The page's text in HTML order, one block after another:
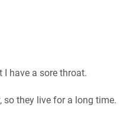
have a sore throat.
so they live for a long time.